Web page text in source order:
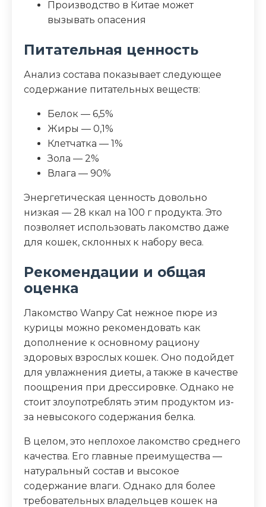
Производство в Китае может
вызывать опасения
Питательная ценность
Анализ состава показывает следующее
содержание питательных веществ:
Белок — 6,5%
Жиры — 0,1%
Клетчатка — 1%
Зола — 2%
Влага — 90%
Энергетическая ценность довольно
низкая — 28 ккал на 100 г продукта. Это
позволяет использовать лакомство даже
для кошек, склонных к набору веса.
Рекомендации и общая
оценка
Лакомство Wanpy Cat нежное пюре из
курицы можно рекомендовать как
дополнение к основному рациону
здоровых взрослых кошек. Оно подойдет
для увлажнения диеты, а также в качестве
поощрения при дрессировке. Однако не
стоит злоупотреблять этим продуктом из-
за невысокого содержания белка.
В целом, это неплохое лакомство среднего
качества. Его главные преимущества —
натуральный состав и высокое
содержание влаги. Однако для более
требовательных владельцев кошек на